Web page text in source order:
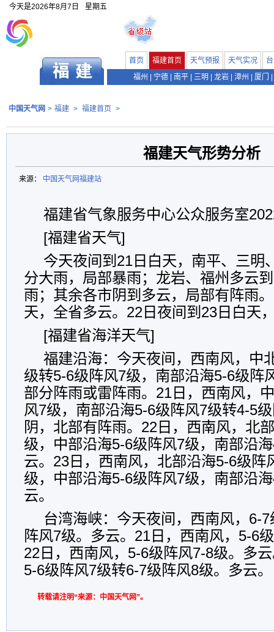
今天是2026年8月7日 星期五
首页 福建首页 天气预报 天气实况
福州
宁德 南平 三明 龙岩 漳州 厦门
中国天气网 > 福建 > 福建首页 >
福建天气形势分析
来源： 中国天气网福建站
福建省气象服务中心公众服务室
[福建省天气]
今天夜间到21日白天，南平、三明
分大雨，局部暴雨；龙岩、福州多云
雨；其余各市阴到多云，局部有阵雨
天，全省多云。22日夜间到23日白天
[福建省海洋天气]
福建沿海：今天夜间，西南风，中
级转5-6级阵风7级，南部沿海5-6级阵
部分阵雨或雷阵雨。21日，西南风，
风7级，南部沿海5-6级阵风7级转4-5
阴，北部有阵雨。22日，西南风，北
级，中部沿海5-6级阵风7级，南部沿
云。23日，西南风，北部沿海5-6级阵
级，中部沿海5-6级阵风7级，南部沿
云。
台湾海峡：今天夜间，西南风，6-
阵风7级。多云。21日，西南风，5-6
22日，西南风，5-6级阵风7-8级。多
5-6级阵风7级转6-7级阵风8级。多云。
转载请注明“来源：中国天气网”。